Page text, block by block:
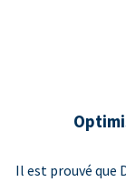
Il est prouvé que